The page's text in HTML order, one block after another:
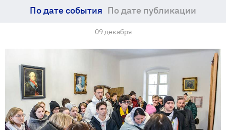
По дате события По дате публикации
09 декабря